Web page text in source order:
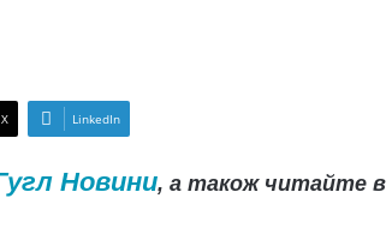
X LinkedIn
Новини, а також читайте в